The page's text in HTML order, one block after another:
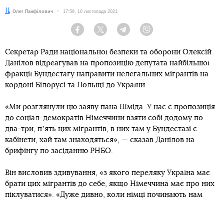
Автор:
Олег Панфілович Дата:
17:59, 10 листопада 2021
Facebook Twitter Telegram
Секретар Ради національної безпеки та оборони Олексій
Данілов відреагував на пропозицію депутата найбільшої
фракції Бундестагу направити нелегальних мігрантів на
кордоні Білорусі та Польщі до України.
«Ми розглянули цю заяву пана Шміда. У нас є пропозиція
до соціал-демократів Німеччини взяти собі додому по
два-три, пʼять цих мігрантів, в них там у Бундестазі є
кабінети, хай там знаходяться», — сказав Данілов на
брифінгу по засіданню РНБО.
Він висловив здивування, «з якого переляку Україна має
брати цих мігрантів до себе, якщо Німеччина має про них
піклуватися». «Дуже дивно, коли німці починають нам